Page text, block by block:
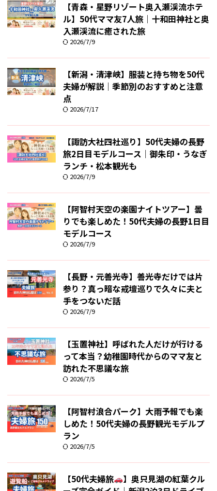
【青森・星野リゾート奥入瀬渓流ホテ
ル】50代ママ友7人旅｜十和田神社と奥
入瀬渓流に癒された旅
2026/7/9
【新潟・清津峡】服装と持ち物を50代
夫婦が解説｜季節別のおすすめと注意
点
2026/7/17
【諏訪大社四社巡り】50代夫婦の長野
旅2日目モデルコース｜御朱印・うなぎ
ランチ・松本観光も
2026/7/9
【阿智村天空の楽園ナイトツアー】曇
りでも楽しめた！50代夫婦の長野1日目
モデルコース
2026/7/9
【長野・元善光寺】善光寺だけでは片
参り？真っ暗な戒壇巡りで久々に夫と
手をつないだ話
2026/7/9
【玉置神社】呼ばれた人だけが行ける
って本当？幼稚園時代からのママ友と
訪れた不思議な旅
2026/7/5
【阿智村浪合パーク】大雨予報でも楽
しめた！50代夫婦の長野観光モデルプ
ラン
2026/7/5
【50代夫婦旅
】奥只見湖の紅葉クル